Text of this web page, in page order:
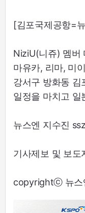
[김포국제공항=
NiziU(니쥬) 멤버
마유카, 리마, 미
강서구 방화동 김
일정을 마치고 일
뉴스엔 지수진
기사제보 및 보
copyrightⓒ 뉴스